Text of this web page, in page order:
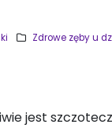
Zdrowe zęby u
jest